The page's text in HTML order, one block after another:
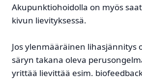
Akupunktiohoidolla on myös
kivun lievityksessä.
Jos ylenmääräinen lihasjännitys
säryn takana oleva
yrittää lievittää esim.